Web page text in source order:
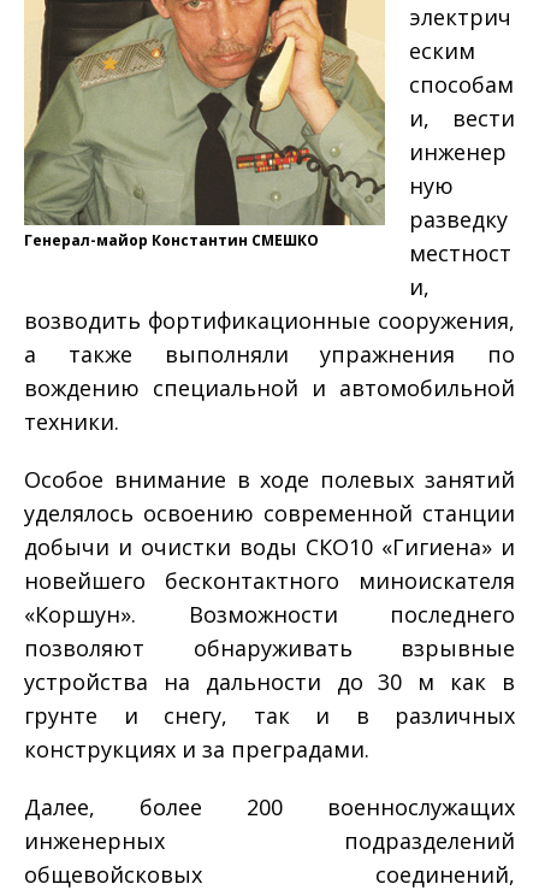
Генерал­-майор Константин СМЕШКО
электрич
еским
способам
и, вести
инженер
ную
разведку
местност
и,
возводить фортификационные сооружения,
а также выполняли упражнения по
вождению специальной и автомобильной
техники.
Особое внимание в ходе полевых занятий
уделялось освоению современной станции
добычи и очистки воды СКО­10 «Гигиена» и
новейшего бесконтактного миноискателя
«Коршун». Возможности последнего
позволяют обнаруживать взрывные
устройства на дальности до 30 м как в
грунте и снегу, так и в различных
конструкциях и за преградами.
Далее, более 200 военнослужащих
инженерных подразделений
общевойсковых соединений,